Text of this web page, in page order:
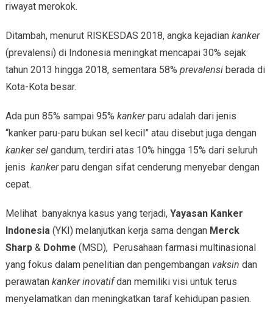
riwayat merokok.
Ditambah, menurut RISKESDAS 2018, angka kejadian kanker
(prevalensi) di Indonesia meningkat mencapai 30% sejak
tahun 2013 hingga 2018, sementara 58% prevalensi berada di
Kota-Kota besar.
Ada pun 85% sampai 95% kankerparu adalah dari jenis
“kanker paru-paru bukan sel kecil” atau disebut juga dengan
kanker selgandum, terdiri atas 10% hingga 15% dari seluruh
jenis kankerparu dengan sifat cenderung menyebar dengan
cepat.
Melihat banyaknya kasus yang terjadi, Yayasan Kanker
Indonesia (YKI) melanjutkan kerja sama dengan Merck
Sharp& Dohme (MSD), Perusahaan farmasi multinasional
yang fokus dalam penelitian dan pengembangan vaksin dan
perawatan kanker inovatifdan memiliki visi untuk terus
menyelamatkan dan meningkatkan taraf kehidupan pasien.